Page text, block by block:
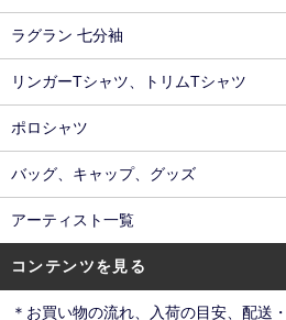
ラグラン 七分袖
リンガーTシャツ、トリムTシャツ
ポロシャツ
バッグ、キャップ、グッズ
アーティスト一覧
コンテンツを見る
＊お買い物の流れ、入荷の目安、配送